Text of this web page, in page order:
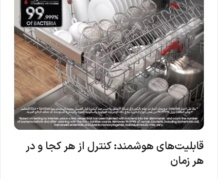
قابلیت‌های هوشمند: کنترل از هر کجا و در
هر زمان